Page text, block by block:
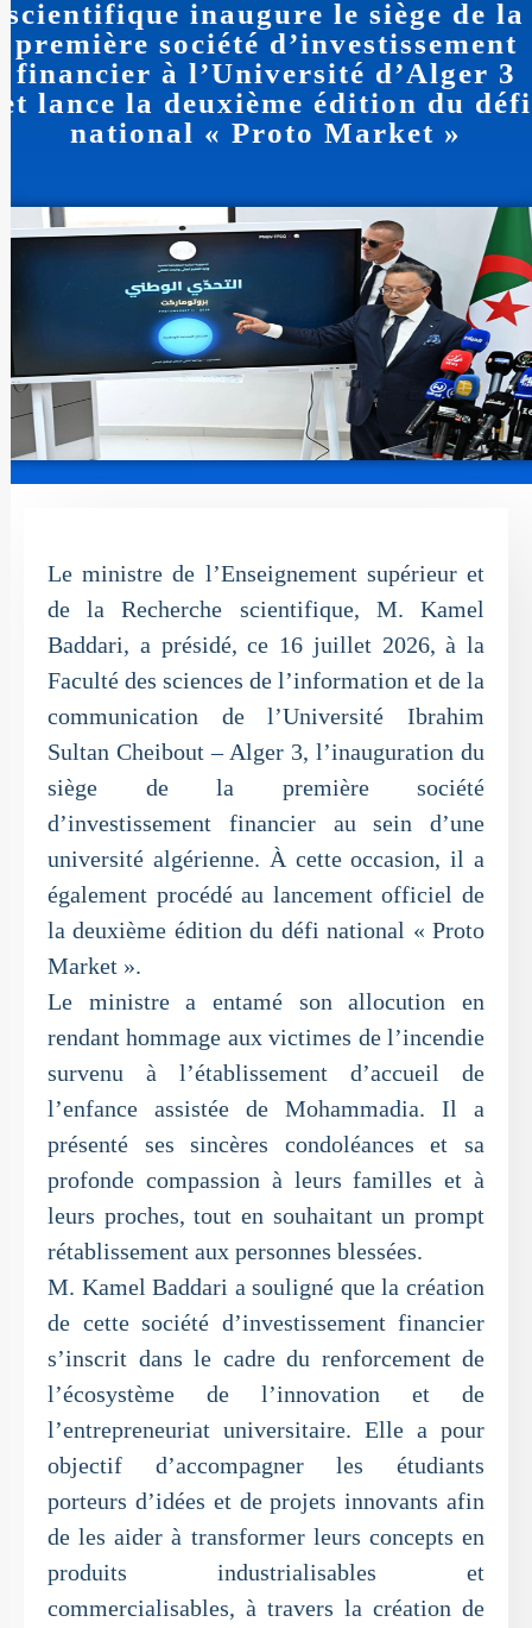
scientifique inaugure le siège de la
première société d’investissement
financier à l’Université d’Alger 3
et lance la deuxième édition du défi
national « Proto Market »
Le ministre de l’Enseignement supérieur et
de la Recherche scientifique, M. Kamel
Baddari, a présidé, ce 16 juillet 2026, à la
Faculté des sciences de l’information et de la
communication de l’Université Ibrahim
Sultan Cheibout – Alger 3, l’inauguration du
siège de la première société
d’investissement financier au sein d’une
université algérienne. À cette occasion, il a
également procédé au lancement officiel de
la deuxième édition du défi national « Proto
Market ».
Le ministre a entamé son allocution en
rendant hommage aux victimes de l’incendie
survenu à l’établissement d’accueil de
l’enfance assistée de Mohammadia. Il a
présenté ses sincères condoléances et sa
profonde compassion à leurs familles et à
leurs proches, tout en souhaitant un prompt
rétablissement aux personnes blessées.
M. Kamel Baddari a souligné que la création
de cette société d’investissement financier
s’inscrit dans le cadre du renforcement de
l’écosystème de l’innovation et de
l’entrepreneuriat universitaire. Elle a pour
objectif d’accompagner les étudiants
porteurs d’idées et de projets innovants afin
de les aider à transformer leurs concepts en
produits industrialisables et
commercialisables, à travers la création de